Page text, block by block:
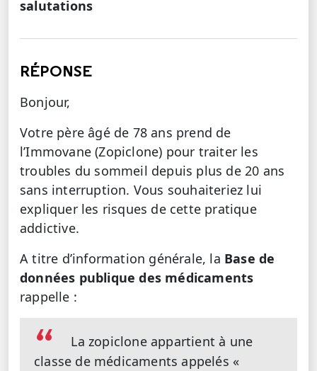
salutations
RÉPONSE
Bonjour,
Votre père âgé de 78 ans prend de
l’Immovane (Zopiclone) pour traiter les
troubles du sommeil depuis plus de 20 ans
sans interruption. Vous souhaiteriez lui
expliquer les risques de cette pratique
addictive.
A titre d’information générale, la Base de
données publique des médicaments
rappelle :
La zopiclone appartient à une
classe de médicaments appelés «